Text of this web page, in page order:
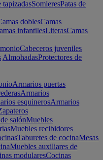
tapizadasSomieresPatas de
doblesCamas
infantilesLiterasCamas
Cabeceros juveniles
AlmohadasProtectores de
Armarios puertas
Armarios
esquinerosArmarios
salónMuebles
Muebles recibidores
Taburetes de cocinaMesas
Muebles auxiliares de
modularesCocinas